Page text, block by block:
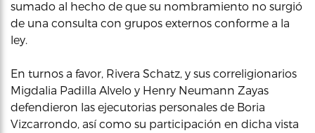
sumado al hecho de que su nombramiento no surgió
de una consulta con grupos externos conforme a la
ley.
En turnos a favor, Rivera Schatz, y sus correligionarios
Migdalia Padilla Alvelo y Henry Neumann Zayas
defendieron las ejecutorias personales de Boria
Vizcarrondo, así como su participación en dicha vista